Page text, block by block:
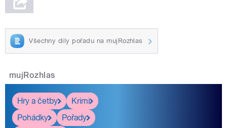
Všechny díly pořadu na mujRozhlas
mujRozhlas
Hry a četby
Krimi
Pohádky
Pořady